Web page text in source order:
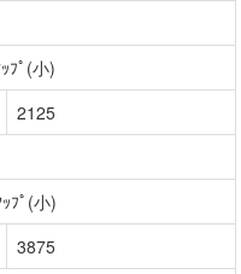
ﾌﾟ(小)
2125
ﾌﾟ(小)
3875